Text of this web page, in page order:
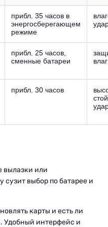
прибл. 35 часов в
энергосберегающем
режиме
прибл. 25 часов,
сменные батареи
прибл. 30 часов
вылазки или
сузит выбор по батарее и
карты и есть ли
Удобный интерфейс и